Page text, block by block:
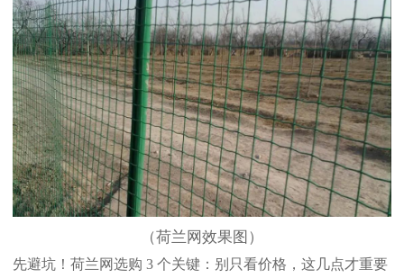
（荷兰网效果图）
先避坑！荷兰网选购 3 个关键：别只看价格，这几点才重要